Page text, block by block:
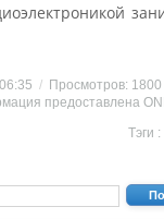
/ Просмотров: 1800
предоставлена
Тэги :